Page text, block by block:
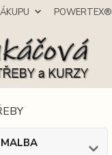
POWERTEX®